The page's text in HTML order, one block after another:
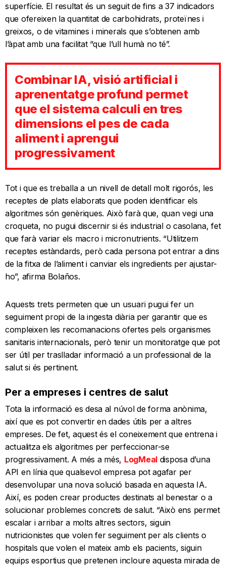
superfície. El resultat és un seguit de fins a 37 indicadors
que ofereixen la quantitat de carbohidrats, proteïnes i
greixos, o de vitamines i minerals que s’obtenen amb
l’àpat amb una facilitat “que l’ull humà no té”.
Combinar IA, visió artificial i
aprenentatge profund permet
que el sistema calculi en tres
dimensions el pes de cada
aliment i aprengui
progressivament
Tot i que es treballa a un nivell de detall molt rigorós, les
receptes de plats elaborats que poden identificar els
algoritmes són genèriques. Això farà que, quan vegi una
croqueta, no pugui discernir si és industrial o casolana, fet
que farà variar els macro i micronutrients. “Utilitzem
receptes estàndards, però cada persona pot entrar a dins
de la fitxa de l’aliment i canviar els ingredients per ajustar-
ho”, afirma Bolaños.
Aquests trets permeten que un usuari pugui fer un
seguiment propi de la ingesta diària per garantir que es
compleixen les recomanacions ofertes pels organismes
sanitaris internacionals, però tenir un monitoratge que pot
ser útil per traslladar informació a un professional de la
salut si és pertinent.
Per a empreses i centres de salut
Tota la informació es desa al núvol de forma anònima,
així que es pot convertir en dades útils per a altres
empreses. De fet, aquest és el coneixement que entrena i
actualitza els algoritmes per perfeccionar-se
progressivament. A més a més, LogMeal disposa d’una
API en línia que qualsevol empresa pot agafar per
desenvolupar una nova solució basada en aquesta IA.
Així, es poden crear productes destinats al benestar o a
solucionar problemes concrets de salut. “Això ens permet
escalar i arribar a molts altres sectors, siguin
nutricionistes que volen fer seguiment per als clients o
hospitals que volen el mateix amb els pacients, siguin
equips esportius que pretenen incloure aquesta mirada de